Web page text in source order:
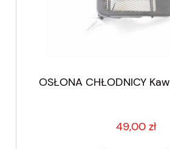
OSŁONA CHŁODNICY
49,00 zł